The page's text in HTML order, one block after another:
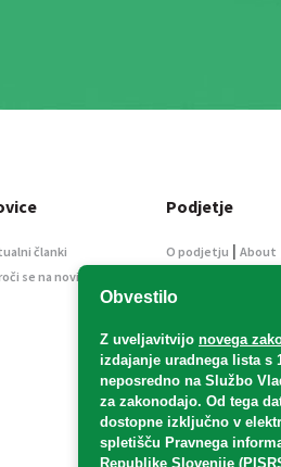
Obvestilo
Z uveljavitvijo novega
izdajanje uradnega lista s
neposredno na Službo
za zakonodajo. Od tega
dostopne izključno v
spletišču Pravnega
Republike Slovenije
članki
se na novice
Podjetje
O podjetju | About
Informacije javnega
Oglaševanje
Splošni pogoji
Izjava o varstvu
podatkov
E-dražbe